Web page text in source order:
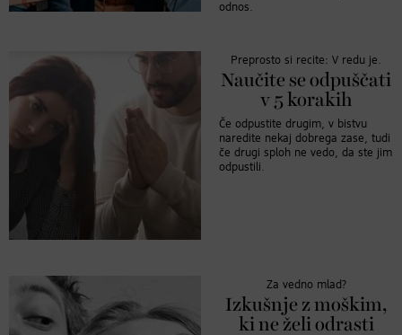
odnos.
Preprosto si recite: V redu je.
Naučite se odpuščati
v 5 korakih
Če odpustite drugim, v bistvu
naredite nekaj dobrega zase, tudi
če drugi sploh ne vedo, da ste jim
odpustili.
Za vedno mlad?
Izkušnje z moškim,
ki ne želi odrasti